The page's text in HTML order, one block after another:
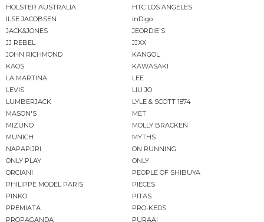
HOLSTER AUSTRALIA
HTC LOS ANGELES
ILSE JACOBSEN
inDigo
JACK&JONES
JEORDIE'S
JJ REBEL
JJXX
JOHN RICHMOND
KANGOL
KAOS
KAWASAKI
LA MARTINA
LEE
LEVIS
LIU JO
LUMBERJACK
LYLE & SCOTT 1874
MASON'S
MET
MIZUNO
MOLLY BRACKEN
MUNICH
MYTHS
NAPAPIJRI
ON RUNNING
ONLY PLAY
ONLY
ORCIANI
PEOPLE OF SHIBUYA
PHILIPPE MODEL PARIS
PIECES
PINKO
PITAS
PREMIATA
PRO-KEDS
PROPAGANDA
PURAAI